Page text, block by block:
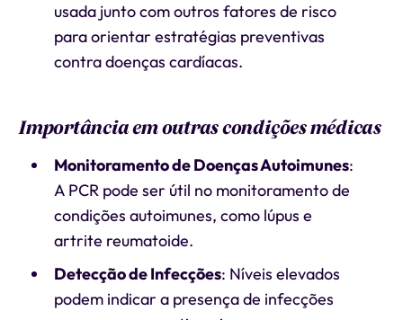
usada junto com outros fatores de risco
para orientar estratégias preventivas
contra doenças cardíacas.
Importância em outras condições médicas
Monitoramento de Doenças Autoimunes:
A PCR pode ser útil no monitoramento de
condições autoimunes, como lúpus e
artrite reumatoide.
Detecção de Infecções: Níveis elevados
podem indicar a presença de infecções